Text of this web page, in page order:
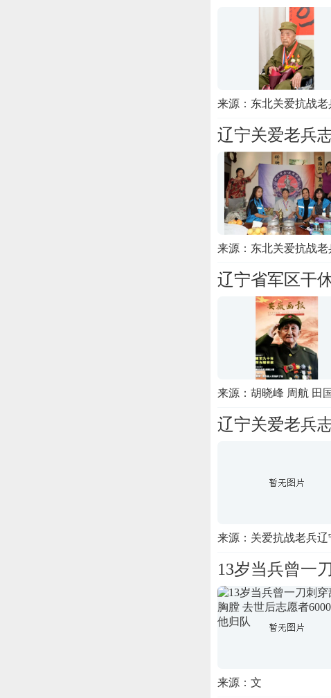
来源：东北关爱抗战老
辽宁关爱老兵
来源：东北关爱抗战老
辽宁省军区干
来源：胡晓峰 周航 田
辽宁关爱老兵
来源：关爱抗战老兵
13岁当兵曾一
来源：文